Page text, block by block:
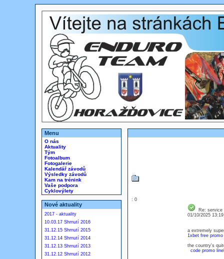
Menu
O nás
Aktuality
Tým
Fotoalbum
Fotogalerie
Kalendář závodů
Výsledky závodů
Kam na trénink
Vaše podpora
Cyklovýlety
Nové aktuality
2017 - aktuality
10.03.17 Shrnutí 2016
31.12.15 Shrnutí 2015
31.12.14 Shrnutí 2014
31.12.13 Shrnutí 2013
31.12.12 Shrnutí 2012
: 0
Re: service
01/10/2025
a extremely
1xbet free promo
the country's
code promo